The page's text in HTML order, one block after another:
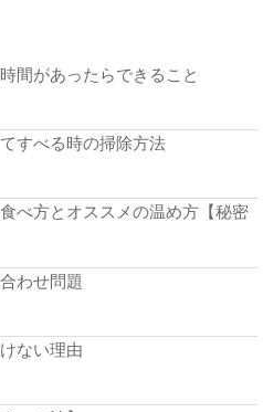
間があったらできること
すべる時の掃除方法
べ方とオススメの温め方【秘密
わせ問題
ない理由